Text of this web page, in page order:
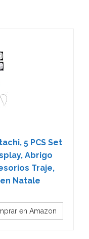
5 PCS Set
Abrigo
Traje,
Natale
en Amazon